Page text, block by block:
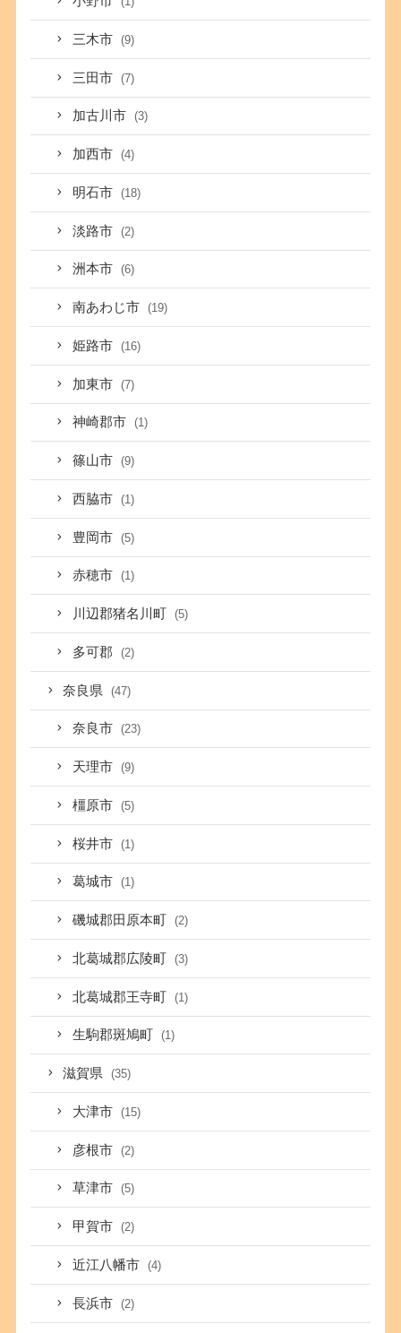
三木市 (9)
三田市 (7)
加古川市 (3)
加西市 (4)
明石市 (18)
淡路市 (2)
洲本市 (6)
南あわじ市 (19)
姫路市 (16)
加東市 (7)
神崎郡市 (1)
篠山市 (9)
西脇市 (1)
豊岡市 (5)
赤穂市 (1)
川辺郡猪名川町 (5)
多可郡 (2)
奈良県 (47)
奈良市 (23)
天理市 (9)
橿原市 (5)
桜井市 (1)
葛城市 (1)
磯城郡田原本町 (2)
北葛城郡広陵町 (3)
北葛城郡王寺町 (1)
生駒郡斑鳩町 (1)
滋賀県 (35)
大津市 (15)
彦根市 (2)
草津市 (5)
甲賀市 (2)
近江八幡市 (4)
長浜市 (2)